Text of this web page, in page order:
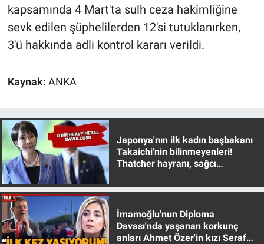
kapsamında 4 Mart'ta sulh ceza hakimliğine
sevk edilen şüphelilerden 12'si tutuklanırken,
3'ü hakkında adli kontrol kararı verildi.
Kaynak: ANKA
Japonya'nın ilk kadın başbakanı
Takaichi'nin bilinmeyenleri!
Thatcher hayranı, sağcı
İmamoğlu'nun Diploma
Davası'nda yaşanan korkunç
anları Ahmet Özer'in kızı Seraf
Kimdir
Koronavirüs
Kültür Sanat
Nedir
Popüler
Programlar
Sağlık